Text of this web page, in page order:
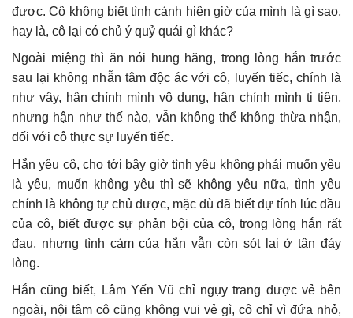
được. Cô không biết tình cảnh hiện giờ của mình là gì sao,
hay là, cô lại có chủ ý quỷ quái gì khác?
Ngoài miệng thì ăn nói hung hăng, trong lòng hắn trước
sau lại không nhẫn tâm độc ác với cô, luyến tiếc, chính là
như vậy, hận chính mình vô dụng, hận chính mình ti tiện,
nhưng hận như thế nào, vẫn không thể không thừa nhận,
đối với cô thực sự luyến tiếc.
Hắn yêu cô, cho tới bây giờ tình yêu không phải muốn yêu
là yêu, muốn không yêu thì sẽ không yêu nữa, tình yêu
chính là không tự chủ được, mặc dù đã biết dự tính lúc đầu
của cô, biết được sự phản bội của cô, trong lòng hắn rất
đau, nhưng tình cảm của hắn vẫn còn sót lại ở tận đáy
lòng.
Hắn cũng biết, Lâm Yến Vũ chỉ ngụy trang được vẻ bên
ngoài, nội tâm cô cũng không vui vẻ gì, cô chỉ vì đứa nhỏ,